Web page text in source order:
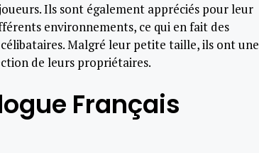
Ils sont également appréciés pour leur
environnements, ce qui en fait des
Malgré leur petite taille, ils ont une
de leurs propriétaires.
Français